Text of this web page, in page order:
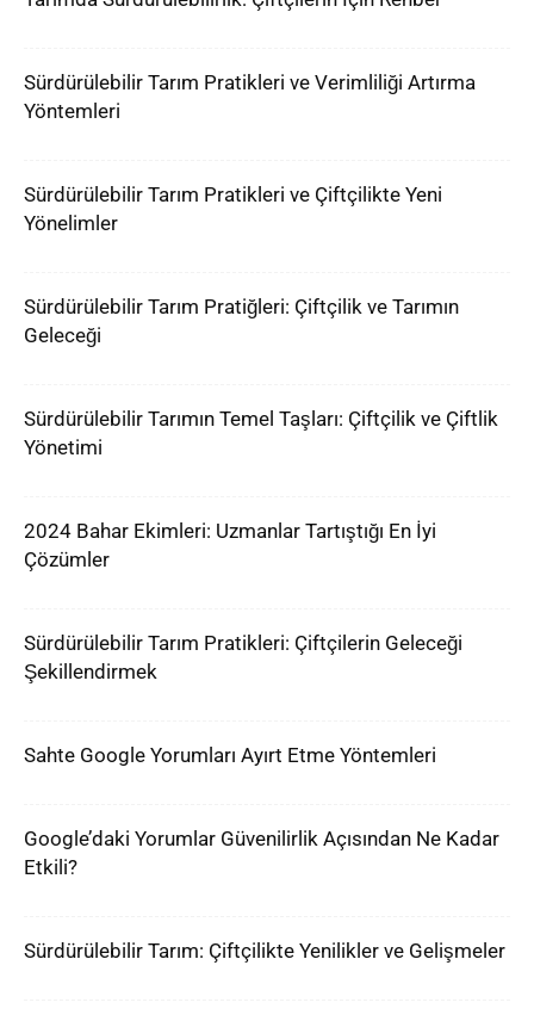
Sürdürülebilir Tarım Pratikleri ve Verimliliği Artırma
Yöntemleri
Sürdürülebilir Tarım Pratikleri ve Çiftçilikte Yeni
Yönelimler
Sürdürülebilir Tarım Pratiğleri: Çiftçilik ve Tarımın
Geleceği
Sürdürülebilir Tarımın Temel Taşları: Çiftçilik ve Çiftlik
Yönetimi
2024 Bahar Ekimleri: Uzmanlar Tartıştığı En İyi
Çözümler
Sürdürülebilir Tarım Pratikleri: Çiftçilerin Geleceği
Şekillendirmek
Sahte Google Yorumları Ayırt Etme Yöntemleri
Google’daki Yorumlar Güvenilirlik Açısından Ne Kadar
Etkili?
Sürdürülebilir Tarım: Çiftçilikte Yenilikler ve Gelişmeler